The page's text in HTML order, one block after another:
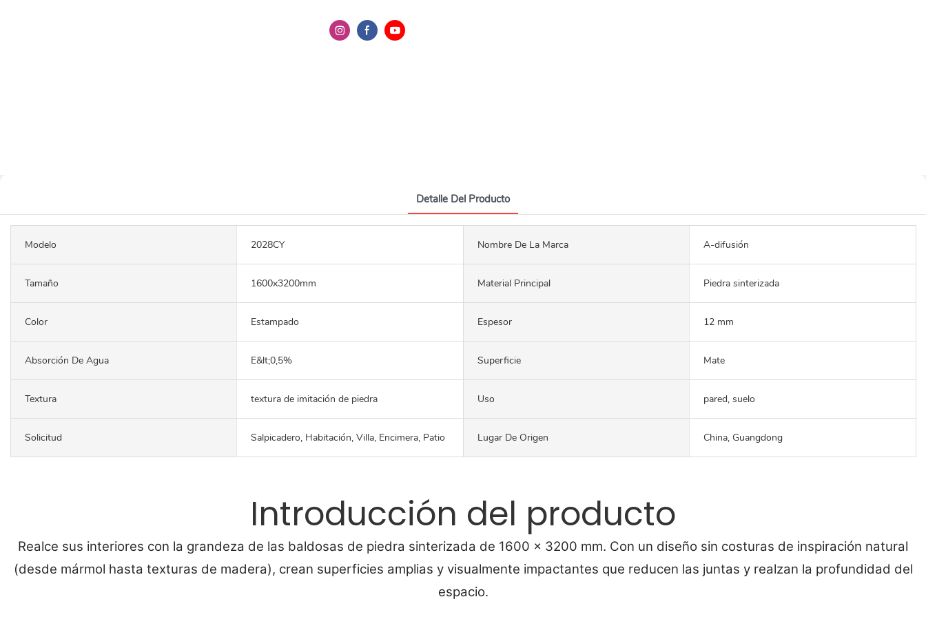
Detalle Del Producto
Modelo 2028CY Nombre De La Marca A-difusión
Tamaño 1600x3200mm Material Principal Piedra sinterizada
Color Estampado Espesor 12 mm
Absorción De Agua E&lt;0,5% Superficie Mate
Textura textura de imitación de piedra Uso pared, suelo
Solicitud Salpicadero, Habitación, Villa, Encimera, Patio Lugar De Origen China, Guangdong
Introducción del producto
Realce sus interiores con la grandeza de las baldosas de piedra sinterizada de 1600 x 3200 mm. Con un diseño sin costuras de inspiración natural
(desde mármol hasta texturas de madera), crean superficies amplias y visualmente impactantes que reducen las juntas y realzan la profundidad del
espacio.